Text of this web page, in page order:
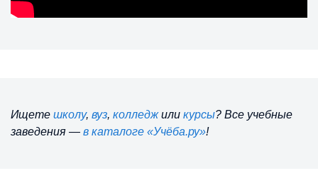
Ищете школу, вуз, колледжили курсы? Все учебные
заведения — в каталоге «Учёба.ру»!